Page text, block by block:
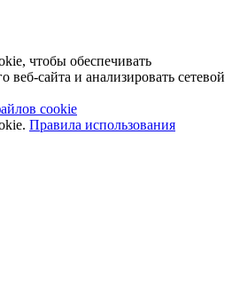
чтобы обеспечивать
веб-сайта и анализировать сетевой
cookie
Правила использования